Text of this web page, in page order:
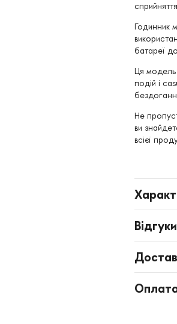
Годинник
батареї
Ця модель
подій і
Не
ви
всієї